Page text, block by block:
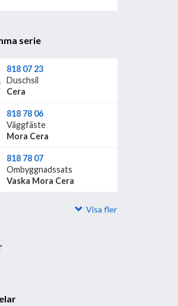
serie
818 07 23
Duschsil
Cera
818 78 06
Väggfäste
Mora Cera
818 78 07
Ombyggnadssats
Vaska Mora Cera
Visa fler